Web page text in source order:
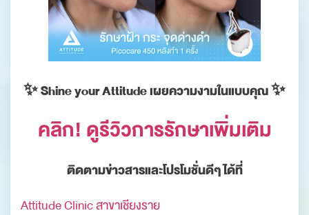
✨ Shine your Attitude เผยความงามในแบบคุณ ✨
คลิก! ดูรีวิวการรักษาเพิ่มเติม
ติดตามข่าวสารและโปรโมชั่นดีๆ ได้ที่
Attitude Clinic สาขาเชียงราย